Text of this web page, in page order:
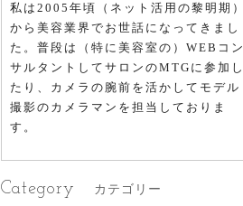
私は2005年頃（ネット活用の黎明期）
から美容業界でお世話になってきまし
た。普段は（特に美容室の）WEBコン
サルタントしてサロンのMTGに参加し
たり、カメラの腕前を活かしてモデル
撮影のカメラマンを担当しておりま
す。
Category カテゴリー